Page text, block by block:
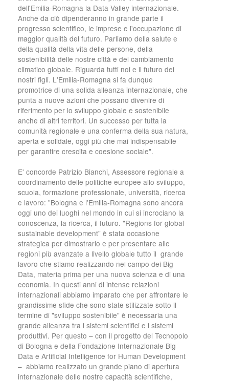
dell'Emilia-Romagna la Data Valley internazionale.
Anche da ciò dipenderanno in grande parte il
progresso scientifico, le imprese e l'occupazione di
maggior qualità del futuro. Parliamo della salute e
della qualità della vita delle persone, della
sostenibilità delle nostre città e del cambiamento
climatico globale. Riguarda tutti noi e il futuro dei
nostri figli. L'Emilia-Romagna si fa dunque
promotrice di una solida alleanza internazionale, che
punta a nuove azioni che possano divenire di
riferimento per lo sviluppo globale e sostenibile
anche di altri territori. Un successo per tutta la
comunità regionale e una conferma della sua natura,
aperta e solidale, oggi più che mai indispensabile
per garantire crescita e coesione sociale".
E' concorde Patrizio Bianchi, Assessore regionale a
coordinamento delle politiche europee allo sviluppo,
scuola, formazione professionale, università, ricerca
e lavoro: "Bologna e l'Emilia-Romagna sono ancora
oggi uno dei luoghi nel mondo in cui si incrociano la
conoscenza, la ricerca, il futuro. "Regions for global
sustainable development" è stata occasione
strategica per dimostrarlo e per presentare alle
regioni più avanzate a livello globale tutto il grande
lavoro che stiamo realizzando nel campo dei Big
Data, materia prima per una nuova scienza e di una
economia. In questi anni di intense relazioni
internazionali abbiamo imparato che per affrontare le
grandissime sfide che sono state stilizzate sotto il
termine di "sviluppo sostenibile" è necessaria una
grande alleanza tra i sistemi scientifici e i sistemi
produttivi. Per questo – con il progetto del Tecnopolo
di Bologna e della Fondazione Internazionale Big
Data e Artificial Intelligence for Human Development
– abbiamo realizzato un grande piano di apertura
internazionale delle nostre capacità scientifiche,